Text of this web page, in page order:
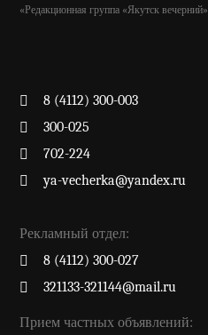
«Редакционная группа «Якутск вечерний»
8 (4112) 300-003
300-025
702-224
ya-vecherka@yandex.ru
Рекламный отдел:
8 (4112) 300-027
321133-321144@mail.ru
Прием частных объявлений: